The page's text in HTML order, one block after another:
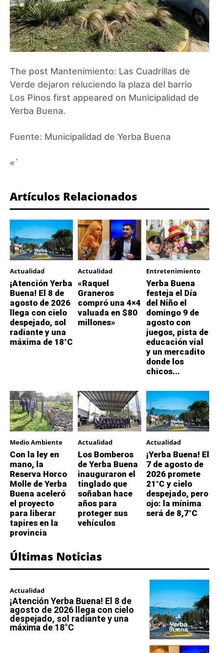
The post Mantenimiento: Las Cuadrillas de
Verde dejaron reluciendo la plaza del barrio
Los Pinos first appeared on Municipalidad de
Yerba Buena.
Fuente: Municipalidad de Yerba Buena
«`
Artículos Relacionados
Actualidad
¡Atención Yerba
Buena! El 8 de
agosto de 2026
llega con cielo
despejado, sol
radiante y una
máxima de 18°C
Actualidad
«Raquel
Graneros
compró una 4×4
valuada en $80
millones»
Entretenimiento
Yerba Buena
festeja el Día
del Niño el
domingo 9 de
agosto con
juegos, pista de
educación vial
y un mercadito
donde los
chicos...
Medio Ambiente
Con la ley en
mano, la
Reserva Horco
Molle de Yerba
Buena aceleró
el proyecto
para liberar
tapires en la
provincia
Actualidad
Los Bomberos
de Yerba Buena
inauguraron el
tinglado que
soñaban hace
años para
proteger sus
vehículos
Actualidad
¡Yerba Buena! El
7 de agosto de
2026 promete
21°C y cielo
despejado, pero
ojo: la mínima
será de 8,7°C
Últimas Noticias
Actualidad
¡Atención Yerba Buena! El 8 de
agosto de 2026 llega con cielo
despejado, sol radiante y una
máxima de 18°C